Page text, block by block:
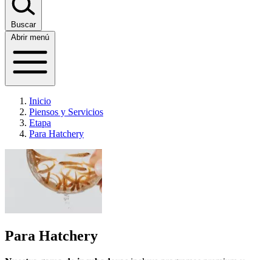
Buscar
Abrir menú
Inicio
Piensos y Servicios
Etapa
Para Hatchery
Para Hatchery